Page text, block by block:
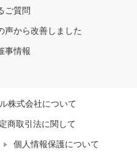
ご質問
声から改善しました
事情報
株式会社について
商取引法に関して
個人情報保護について